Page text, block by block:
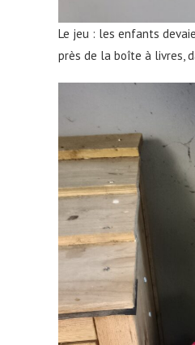
Le jeu : les enfants
près de la boîte à livres,